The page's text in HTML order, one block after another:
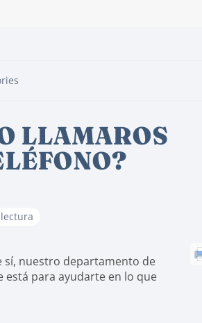
LLAMAROS
sí, nuestro departamento de
está para ayudarte en lo que